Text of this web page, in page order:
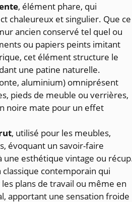
, élément phare, qui
chaleureux et singulier. Que ce
ancien conservé tel quel ou
ou papiers peints imitant
cet élément structure le
une patine naturelle.
aluminium) omniprésent
pieds de meuble ou verrières,
noire mate pour un effet
, utilisé pour les meubles,
évoquant un savoir-faire
une esthétique vintage ou
classique contemporain qui
les plans de travail ou même en
apportant une sensation froide